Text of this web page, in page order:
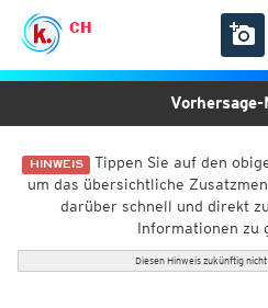
CH
HINWEIS Tippen Sie auf den
um das übersichtliche
darüber schnell und direkt
Informationen zu
Diesen Hinweis zukünftig
Vorhersage-